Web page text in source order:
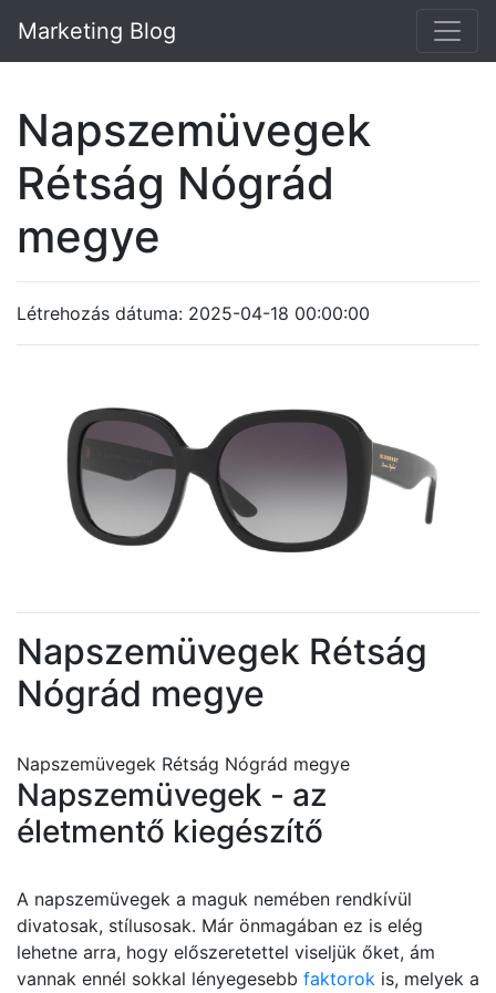
Marketing Blog
Napszemüvegek
Rétság Nógrád
megye
Létrehozás dátuma: 2025-04-18 00:00:00
Napszemüvegek Rétság
Nógrád megye
Napszemüvegek Rétság Nógrád megye
Napszemüvegek - az
életmentő kiegészítő
A napszemüvegek a maguk nemében rendkívül
divatosak, stílusosak. Már önmagában ez is elég
lehetne arra, hogy előszeretettel viseljük őket, ám
vannak ennél sokkal lényegesebb faktorok is, melyek a